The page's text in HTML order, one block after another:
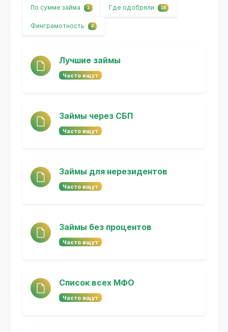
По сумме займа 1 Где одобряли 18
Финграмотность 4
Лучшие займы
Часто ищут
Займы через СБП
Часто ищут
Займы для нерезидентов
Часто ищут
Займы без процентов
Часто ищут
Список всех МФО
Часто ищут